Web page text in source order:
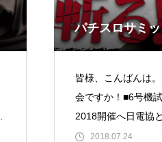
物
物
パチスロサミ
皆様、こんばんは
会ですか！■6号機
2018開催へ日電協
16日、17日に6号機
2018.07.24